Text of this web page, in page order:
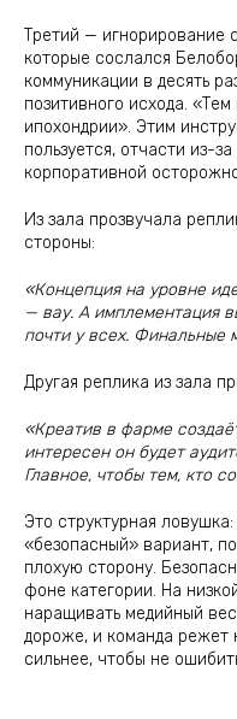
Третий — игнорирование
которые сослался
коммуникации в десять
позитивного исхода.
ипохондрии». Этим
пользуется, отчасти из-
корпоративной
Из зала прозвучала
стороны:
«Концепция на уровне
— вау. А имплементация
почти у всех. Финальные
Другая реплика из зала
«Креатив в фарме
интересен он будет
Главное, чтобы тем, кто
Это структурная
«безопасный» вариант,
плохую сторону.
фоне категории. На
наращивать медийный
дороже, и команда режет
сильнее, чтобы не